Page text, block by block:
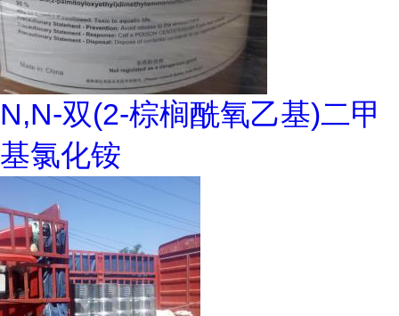
N,N-双(2-棕榈酰氧乙基)二甲
基氯化铵